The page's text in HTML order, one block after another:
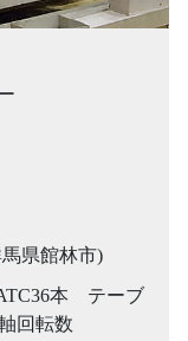
県館林市)
本 テーブ
回転数